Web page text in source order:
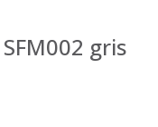
gris